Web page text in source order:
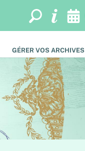
GÉRER VOS ARCHIVES